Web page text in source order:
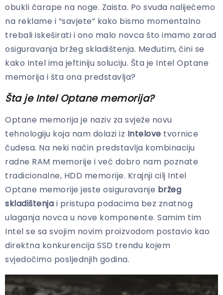
obukli čarape na noge. Zaista. Po svuda nalijećemo
na reklame i “savjete” kako bismo momentalno
trebali iskeširati i ono malo novca što imamo zarad
osiguravanja bržeg skladištenja. Međutim, čini se
kako Intel ima jeftiniju soluciju. Šta je Intel Optane
memorija i šta ona predstavlja?
Šta je Intel Optane memorija?
Optane memorija je naziv za svježe novu
tehnologiju koja nam dolazi iz Intelove tvornice
čudesa. Na neki način predstavlja kombinaciju
radne RAM memorije i već dobro nam poznate
tradicionalne, HDD memorije. Krajnji cilj Intel
Optane memorije jeste osiguravanje bržeg
skladištenja i pristupa podacima bez znatnog
ulaganja novca u nove komponente. Samim tim
Intel se sa svojim novim proizvodom postavio kao
direktna konkurencija SSD trendu kojem
svjedočimo posljednjih godina.